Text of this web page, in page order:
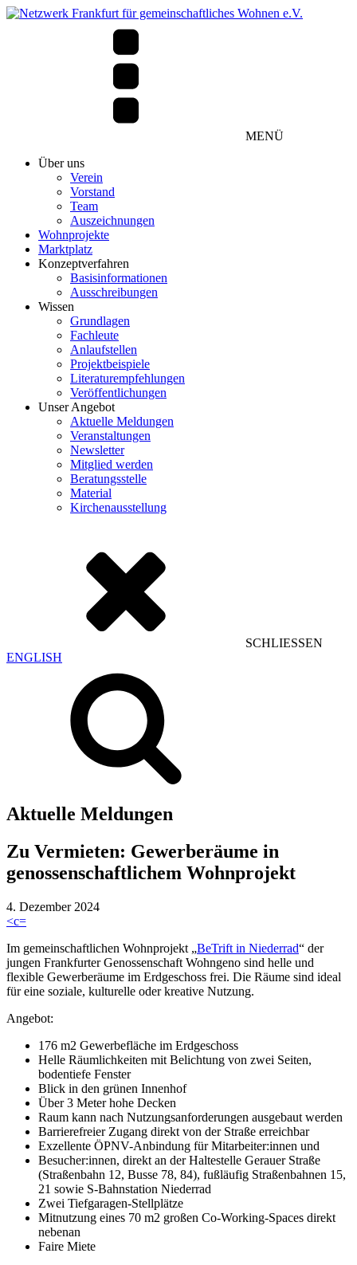
MENÜ
Über uns
Verein
Vorstand
Team
Auszeichnungen
Wohnprojekte
Marktplatz
Konzeptverfahren
Basisinformationen
Ausschreibungen
Wissen
Grundlagen
Fachleute
Anlaufstellen
Projektbeispiele
Literaturempfehlungen
Veröffentlichungen
Unser Angebot
Aktuelle Meldungen
Veranstaltungen
Newsletter
Mitglied werden
Beratungsstelle
Material
Kirchenausstellung
SCHLIESSEN
ENGLISH
Aktuelle Meldungen
Zu Vermieten: Gewerberäume in
genossenschaftlichem Wohnprojekt
4. Dezember 2024
<c=
Im gemeinschaftlichen Wohnprojekt „BeTrift in Niederrad“ der
jungen Frankfurter Genossenschaft Wohngeno sind helle und
flexible Gewerberäume im Erdgeschoss frei. Die Räume sind ideal
für eine soziale, kulturelle oder kreative Nutzung.
Angebot:
176 m2 Gewerbefläche im Erdgeschoss
Helle Räumlichkeiten mit Belichtung von zwei Seiten,
bodentiefe Fenster
Blick in den grünen Innenhof
Über 3 Meter hohe Decken
Raum kann nach Nutzungsanforderungen ausgebaut werden
Barrierefreier Zugang direkt von der Straße erreichbar
Exzellente ÖPNV-Anbindung für Mitarbeiter:innen und
Besucher:innen, direkt an der Haltestelle Gerauer Straße
(Straßenbahn 12, Busse 78, 84), fußläufig Straßenbahnen 15,
21 sowie S-Bahnstation Niederrad
Zwei Tiefgaragen-Stellplätze
Mitnutzung eines 70 m2 großen Co-Working-Spaces direkt
nebenan
Faire Miete